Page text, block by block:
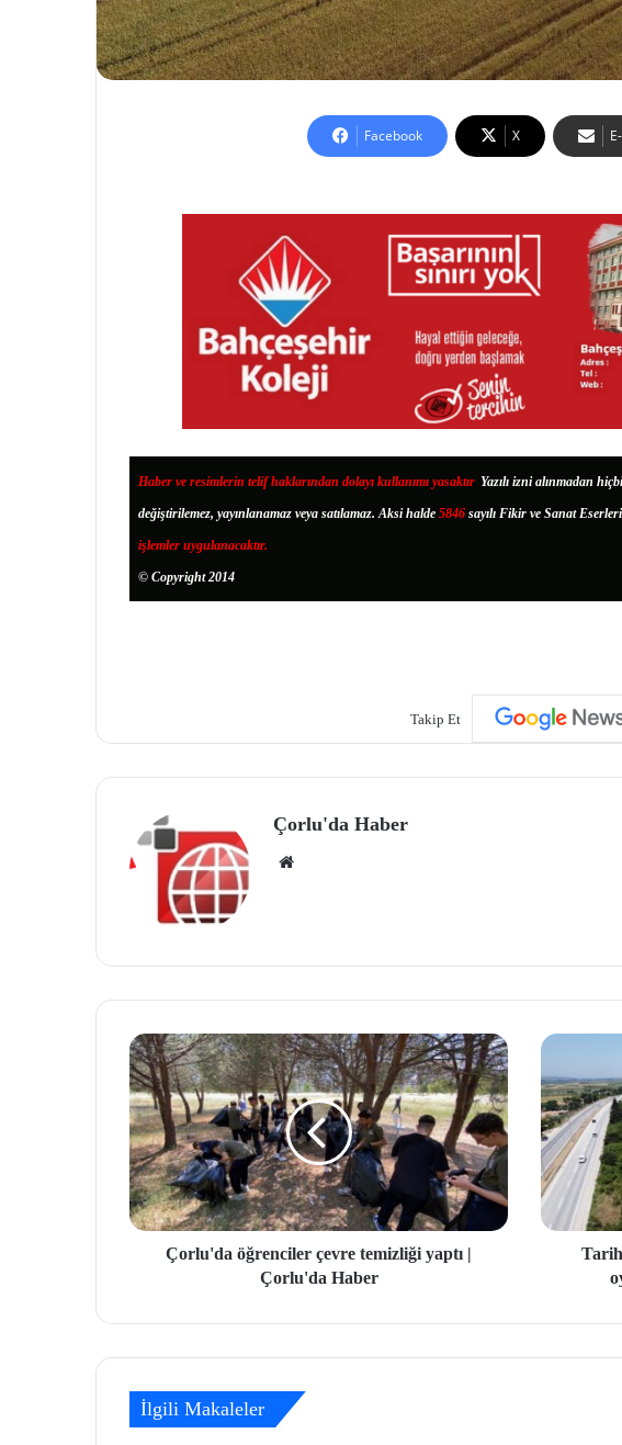
Facebook X
Haber ve resimlerin telif haklarından dolayı kullanımı yasaktır. Yazılı izni alınmadan
değiştirilemez, yayınlanamaz veya satılamaz. Aksi halde 5846 sayılı Fikir ve Sanat
işlemler uygulanacaktır.
© Copyright 2014
Takip Et
Çorlu'da Haber
Çorlu'da öğrenciler çevre temizliği yaptı |
Çorlu'da Haber
İlgili Makaleler